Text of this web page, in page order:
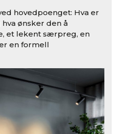
hovedpoenget: Hva er
ønsker den å
et lekent særpreg, en
en formell